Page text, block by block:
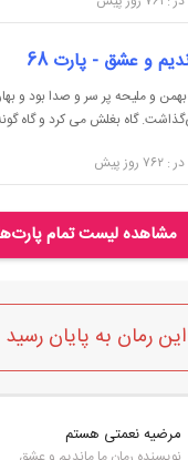
خانه بود که صدای مادرش
منم برم.
که صدای مادرش را از
رنگ و روت پریده.
ولم نمی‌‌کنه.
داخل خانه شد. خانه
سر گذشت و در افکارش
که به پایان رسید نمایشگاه را
کمی متفکر به نظر می‌‌رسید.
و عشق - پارت 68
خانه بهمن و ملیحه پر سر و صدا بود و
گاه بغلش می کرد و گاه
بده ما ببینیمش. بهار نوزاد را دست
نگاه...
پیش
مشاهده لیست تمام
این رمان به پایان رسید
مرضیه نعمتی هستم